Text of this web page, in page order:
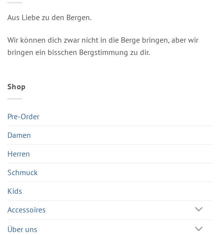
Aus Liebe zu den Bergen.
Wir können dich zwar nicht in die Berge bringen, aber wir
bringen ein bisschen Bergstimmung zu dir.
Shop
Pre-Order
Damen
Herren
Schmuck
Kids
Accessoires
Über uns